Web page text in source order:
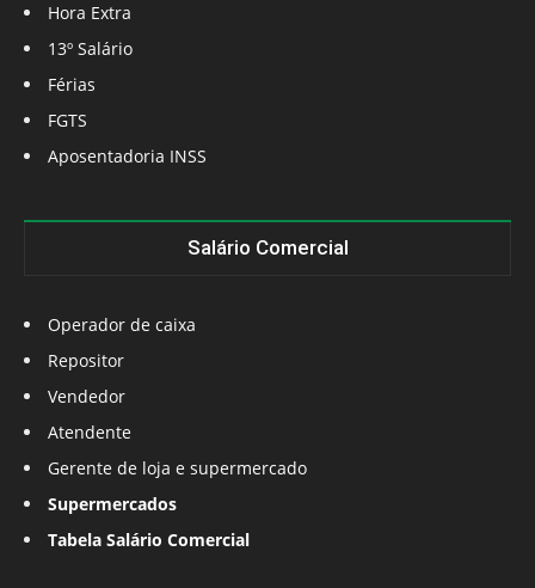
Hora Extra
13º Salário
Férias
FGTS
Aposentadoria INSS
Salário Comercial
Operador de caixa
Repositor
Vendedor
Atendente
Gerente de loja e supermercado
Supermercados
Tabela Salário Comercial